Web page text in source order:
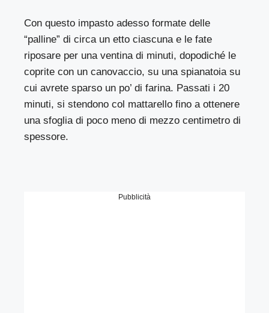
Con questo impasto adesso formate delle
“palline” di circa un etto ciascuna e le fate
riposare per una ventina di minuti, dopodiché le
coprite con un canovaccio, su una spianatoia su
cui avrete sparso un po’ di farina. Passati i 20
minuti, si stendono col mattarello fino a ottenere
una sfoglia di poco meno di mezzo centimetro di
spessore.
Pubblicità